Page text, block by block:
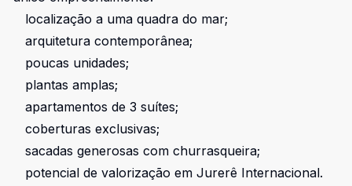
localização a uma quadra do mar;
arquitetura contemporânea;
poucas unidades;
plantas amplas;
apartamentos de 3 suítes;
coberturas exclusivas;
sacadas generosas com churrasqueira;
potencial de valorização em Jurerê Internacional.